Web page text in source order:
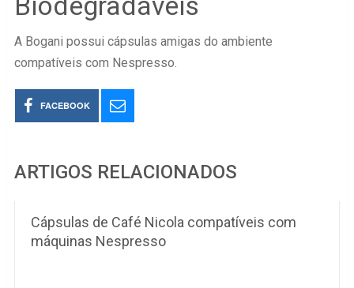
A Bogani possui cápsulas amigas do ambiente
compatíveis com Nespresso.
FACEBOOK
ARTIGOS RELACIONADOS
Cápsulas de Café Nicola compatíveis com
máquinas Nespresso